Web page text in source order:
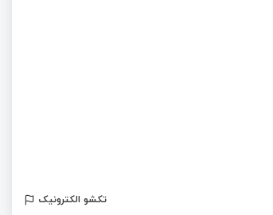
تکشو الکترونیک